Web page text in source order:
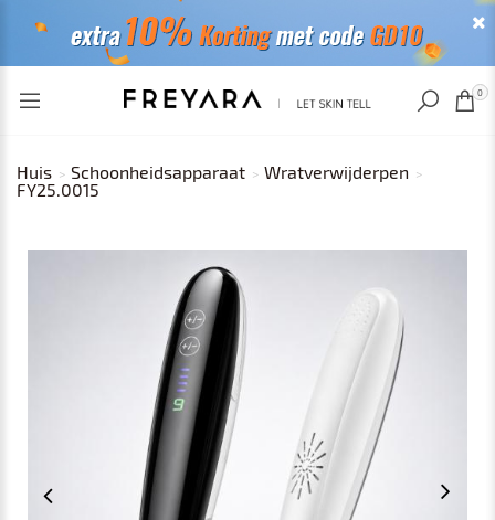
RECENT BEKEKEN 0
Huis Schoonheidsapparaat
Wratverwijderpen
FY25.0015